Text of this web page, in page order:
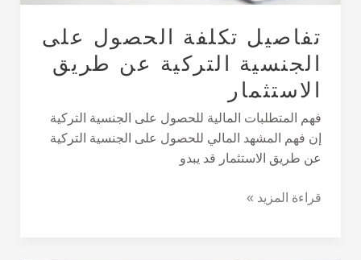
تفاصيل تكلفة الحصول على
الجنسية التركية عن طريق
الاستثمار
فهم المتطلبات المالية للحصول على الجنسية التركية
إن فهم المشهد المالي للحصول على الجنسية التركية
عن طريق الاستثمار قد يبدو
قراءة المزيد »